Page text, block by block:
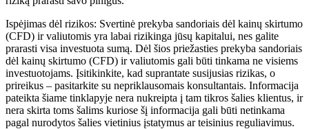
Ispėjimas dėl rizikos: Svertinė prekyba sandoriais dėl kainų skirtumo
(CFD) ir valiutomis yra labai rizikinga jūsų kapitalui, nes galite
prarasti visa investuota sumą. Dėl šios priežasties prekyba sandoriais
dėl kainų skirtumo (CFD) ir valiutomis gali būti tinkama ne visiems
investuotojams. Įsitikinkite, kad suprantate susijusias rizikas, o
prireikus – pasitarkite su nepriklausomais konsultantais. Informacija
pateikta šiame tinklapyje nera nukreipta į tam tikros šalies klientus, ir
nera skirta toms šalims kuriose šį informacija gali būti netinkama
pagal nurodytos šalies vietinius įstatymus ar teisinius reguliavimus.